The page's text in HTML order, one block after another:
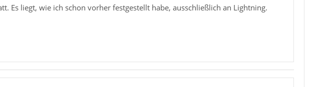
Es liegt, wie ich schon vorher festgestellt habe, ausschließlich an Lightning.